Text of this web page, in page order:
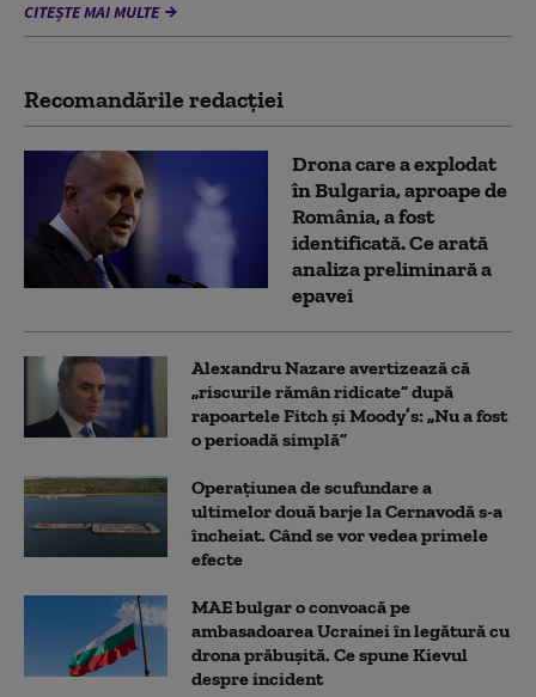
CITEȘTE MAI MULTE
Recomandările redacţiei
Drona care a explodat
în Bulgaria, aproape de
România, a fost
identificată. Ce arată
analiza preliminară a
epavei
Alexandru Nazare avertizează că
„riscurile rămân ridicate” după
rapoartele Fitch și Moody’s: „Nu a fost
o perioadă simplă”
Operațiunea de scufundare a
ultimelor două barje la Cernavodă s-a
încheiat. Când se vor vedea primele
efecte
MAE bulgar o convoacă pe
ambasadoarea Ucrainei în legătură cu
drona prăbuşită. Ce spune Kievul
despre incident